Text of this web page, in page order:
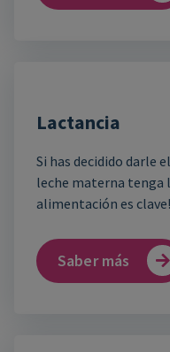
Lactancia
Si has decidido darle
leche materna tenga
alimentación es clave!
Saber más